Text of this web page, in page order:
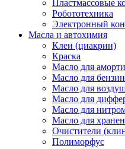
Пластмассовые
Робототехника
Электронный
Масла и автохимия
Клеи (циакрин)
Краска
Масло для
Масло для
Масло для
Масло для
Масло для
Масло для
Очистители
Полиморфус